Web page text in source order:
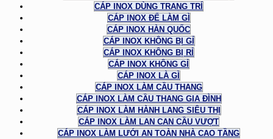
CÁP INOX DÙNG TRANG TRÍ
CÁP INOX ĐỂ LÀM GÌ
CÁP INOX HÀN QUỐC
CÁP INOX KHÔNG BỊ GỈ
CÁP INOX KHÔNG BỊ RỈ
CÁP INOX KHÔNG GỈ
CÁP INOX LÀ GÌ
CÁP INOX LÀM CẦU THANG
CÁP INOX LÀM CẦU THANG GIA ĐÌNH
CÁP INOX LÀM HÀNH LANG SIÊU THỊ
CÁP INOX LÀM LAN CAN CẦU VƯỢT
CÁP INOX LÀM LƯỚI AN TOÀN NHÀ CAO TẦNG